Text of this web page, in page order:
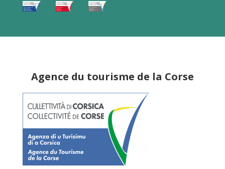
Agence du tourisme de la Corse